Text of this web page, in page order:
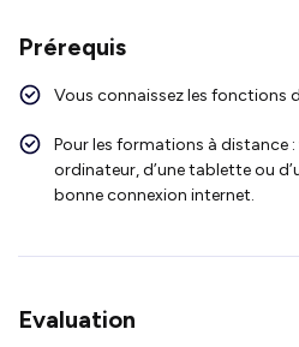
Prérequis
Vous connaissez les fonctions
Pour les formations à distance :
ordinateur, d’une tablette ou
bonne connexion internet.
Evaluation